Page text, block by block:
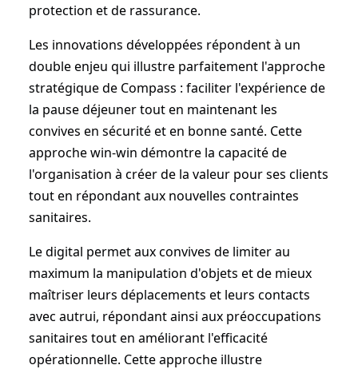
protection et de rassurance.
Les innovations développées répondent à un
double enjeu qui illustre parfaitement l'approche
stratégique de Compass : faciliter l'expérience de
la pause déjeuner tout en maintenant les
convives en sécurité et en bonne santé. Cette
approche win-win démontre la capacité de
l'organisation à créer de la valeur pour ses clients
tout en répondant aux nouvelles contraintes
sanitaires.
Le digital permet aux convives de limiter au
maximum la manipulation d'objets et de mieux
maîtriser leurs déplacements et leurs contacts
avec autrui, répondant ainsi aux préoccupations
sanitaires tout en améliorant l'efficacité
opérationnelle. Cette approche illustre